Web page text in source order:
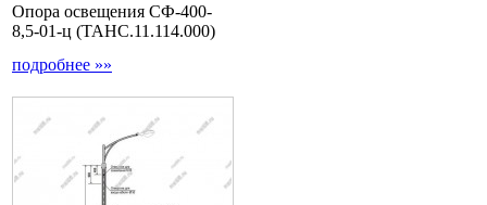
Опора освещения СФ-400-
8,5-01-ц (ТАНС.11.114.000)
подробнее »»